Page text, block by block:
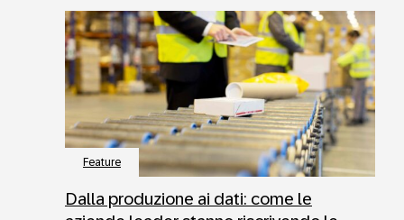
Feature
Dalla produzione ai dati: come le